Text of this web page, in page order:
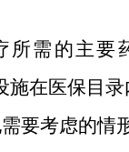
所需的主要
施在医保目录
要考虑的情